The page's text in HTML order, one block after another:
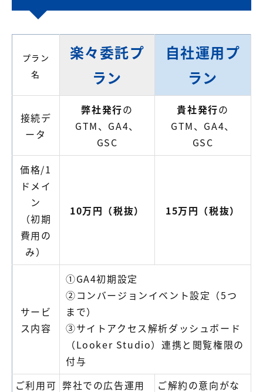
プラン
名
楽々委託プ
ラン
自社運用プ
ラン
接続デ
ータ
弊社発行の
GTM、GA4、
GSC
貴社発行の
GTM、GA4、
GSC
価格/1
ドメイ
ン
（初期
費用の
み）
10万円（税抜） 15万円（税抜）
サービ
ス内容
①GA4初期設定
②コンバージョンイベント設定（5つ
まで）
③サイトアクセス解析ダッシュボード
（Looker Studio）連携と閲覧権限の
付与
ご利用可 弊社での広告運用 ご解約の意向がな